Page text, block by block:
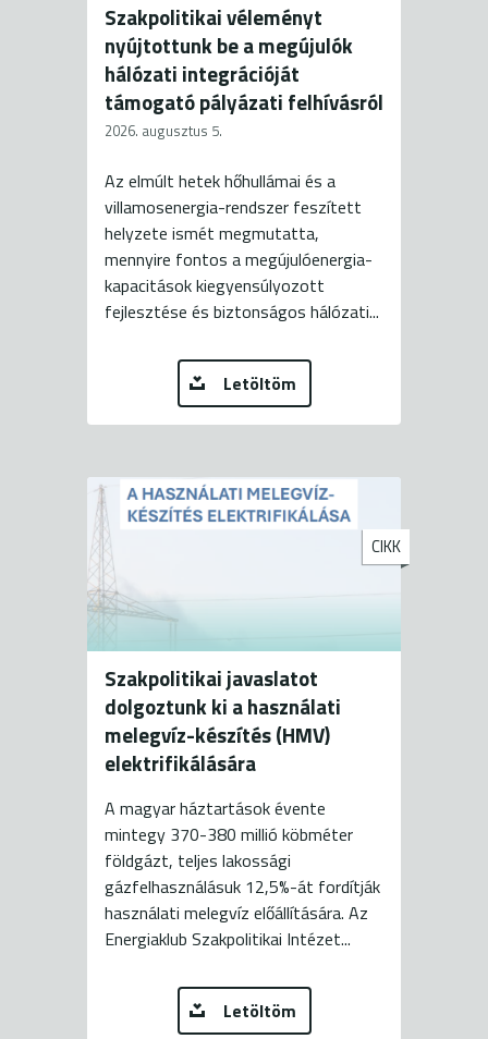
Szakpolitikai véleményt
nyújtottunk be a megújulók
hálózati integrációját
támogató pályázati felhívásról
2026. augusztus 5.
Az elmúlt hetek hőhullámai és a
villamosenergia-rendszer feszített
helyzete ismét megmutatta,
mennyire fontos a megújulóenergia-
kapacitások kiegyensúlyozott
fejlesztése és biztonságos hálózati...
Letöltöm
CIKK
Szakpolitikai javaslatot
dolgoztunk ki a használati
melegvíz-készítés (HMV)
elektrifikálására
A magyar háztartások évente
mintegy 370-380 millió köbméter
földgázt, teljes lakossági
gázfelhasználásuk 12,5%-át fordítják
használati melegvíz előállítására. Az
Energiaklub Szakpolitikai Intézet...
Letöltöm